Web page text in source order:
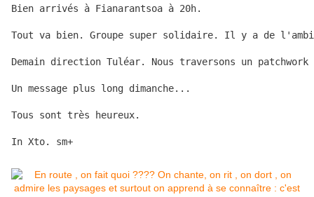
Bien arrivés à Fianarantsoa à 20h.
Tout va bien. Groupe super solidaire. Il y a de
Demain direction Tuléar. Nous traversons un
Un message plus long dimanche...
Tous sont très heureux.
In Xto. sm+